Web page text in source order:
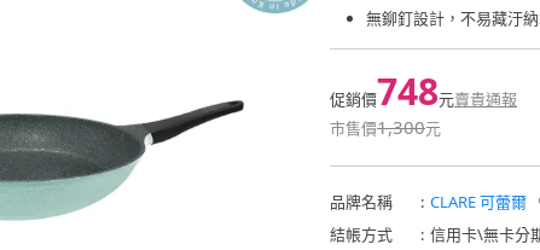
無鉚釘設計，不易藏汙
促銷價748元賣貴通報
市售價1,300元
品牌名稱 : CLARE 可蕾爾
結帳方式
: 信用卡\無卡分